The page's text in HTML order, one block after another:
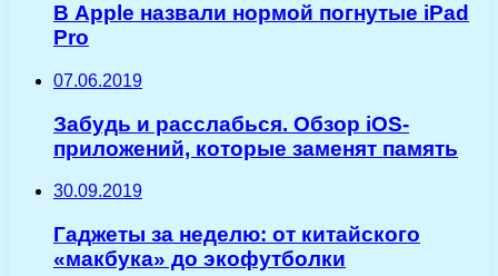
В Apple назвали нормой погнутые iPad
Pro
07.06.2019
Забудь и расслабься. Обзор iOS-
приложений, которые заменят память
30.09.2019
Гаджеты за неделю: от китайского
«макбука» до экофутболки